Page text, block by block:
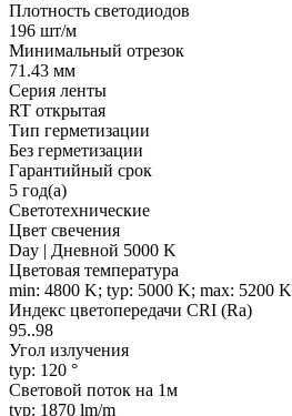
Плотность светодиодов
196 шт/м
Минимальный отрезок
71.43 мм
Серия ленты
RT открытая
Тип герметизации
Без герметизации
Гарантийный срок
5 год(а)
Светотехнические
Цвет свечения
Day | Дневной 5000 K
Цветовая температура
min: 4800 K; typ: 5000 K; max: 5200 K
Индекс цветопередачи CRI (Ra)
95..98
Угол излучения
typ: 120 °
Световой поток на 1м
typ: 1870 lm/m